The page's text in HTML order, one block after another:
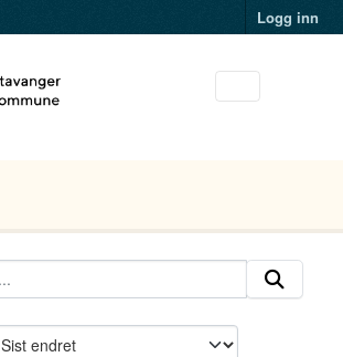
Logg inn